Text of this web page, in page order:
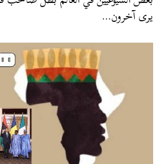
يرى آخرون…